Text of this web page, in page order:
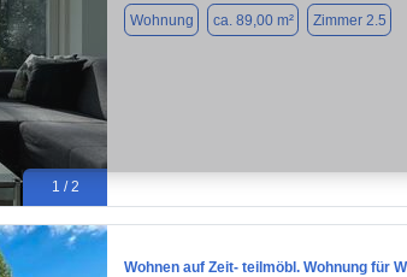
1 / 2
Wohnung ca. 89,00 m² Zimmer 2.5
Wohnen auf Zeit- teilmöbl. Wohnung für